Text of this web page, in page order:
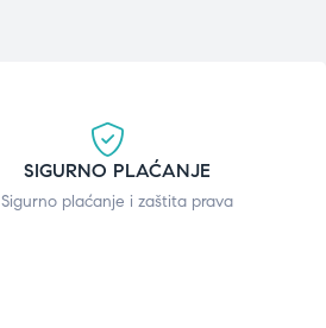
SIGURNO PLAĆANJE
Sigurno plaćanje i zaštita prava